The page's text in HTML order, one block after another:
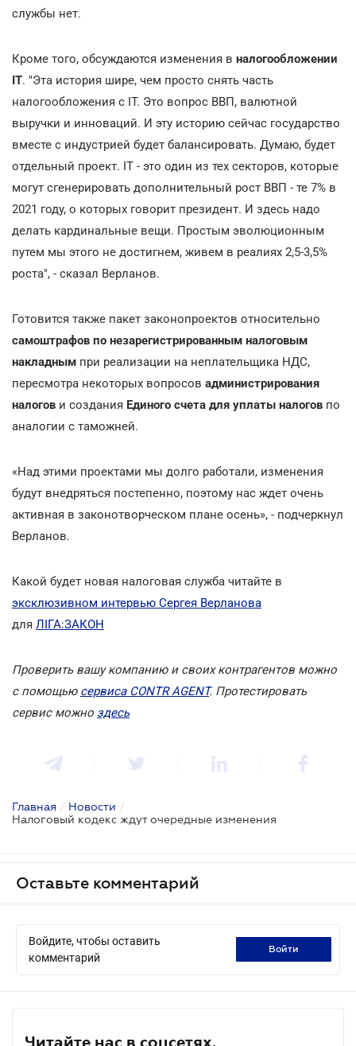
службы нет.
Кроме того, обсуждаются изменения в налогообложении
IТ. "Эта история шире, чем просто снять часть
налогообложения с IT. Это вопрос ВВП, валютной
выручки и инноваций. И эту историю сейчас государство
вместе с индустрией будет балансировать. Думаю, будет
отдельный проект. IT - это один из тех секторов, которые
могут сгенерировать дополнительный рост ВВП - те 7% в
2021 году, о которых говорит президент. И здесь надо
делать кардинальные вещи. Простым эволюционным
путем мы этого не достигнем, живем в реалиях 2,5-3,5%
роста", - сказал Верланов.
Готовится также пакет законопроектов относительно
самоштрафов по незарегистрированным налоговым
накладным при реализации на неплательщика НДС,
пересмотра некоторых вопросов администрирования
налогов и создания Единого счета для уплаты налогов по
аналогии с таможней.
«Над этими проектами мы долго работали, изменения
будут внедряться постепенно, поэтому нас ждет очень
активная в законотворческом плане осень», - подчеркнул
Верланов.
Какой будет новая налоговая служба читайте в
эксклюзивном интервью Сергея Верланова
для ЛІГА:ЗАКОН
Проверить вашу компанию и своих контрагентов можно
с помощью сервиса CONTR AGENT. Протестировать
сервис можно здесь
Главная / Новости /
Налоговый кодекс ждут очередные изменения
Оставьте комментарий
Войдите, чтобы оставить
комментарий
войти
Читайте нас в соцсетях.